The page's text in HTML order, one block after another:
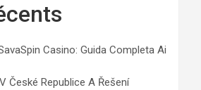
Casino: Guida Completa Ai
České Republice A Řešení